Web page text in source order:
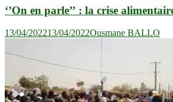
‘’On en parle’’ : la crise
13/04/202213/04/2022Ousmane BALLO